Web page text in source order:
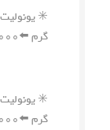
گرم ⬅️۱,۸۵۰,۰۰۰ ریال
گرم ⬅️۲,۰۰۰,۰۰۰ ریال